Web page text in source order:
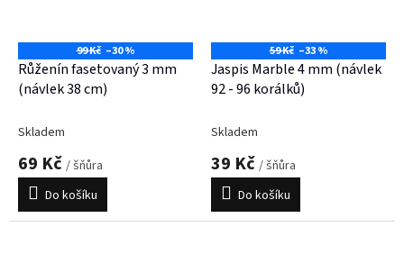
99 Kč –30 %
Růženín fasetovaný 3 mm
(návlek 38 cm)
Skladem
69 Kč / šňůra
Do košíku
59 Kč –33 %
Jaspis Marble 4 mm (návlek
92 - 96 korálků)
Skladem
39 Kč / šňůra
Do košíku